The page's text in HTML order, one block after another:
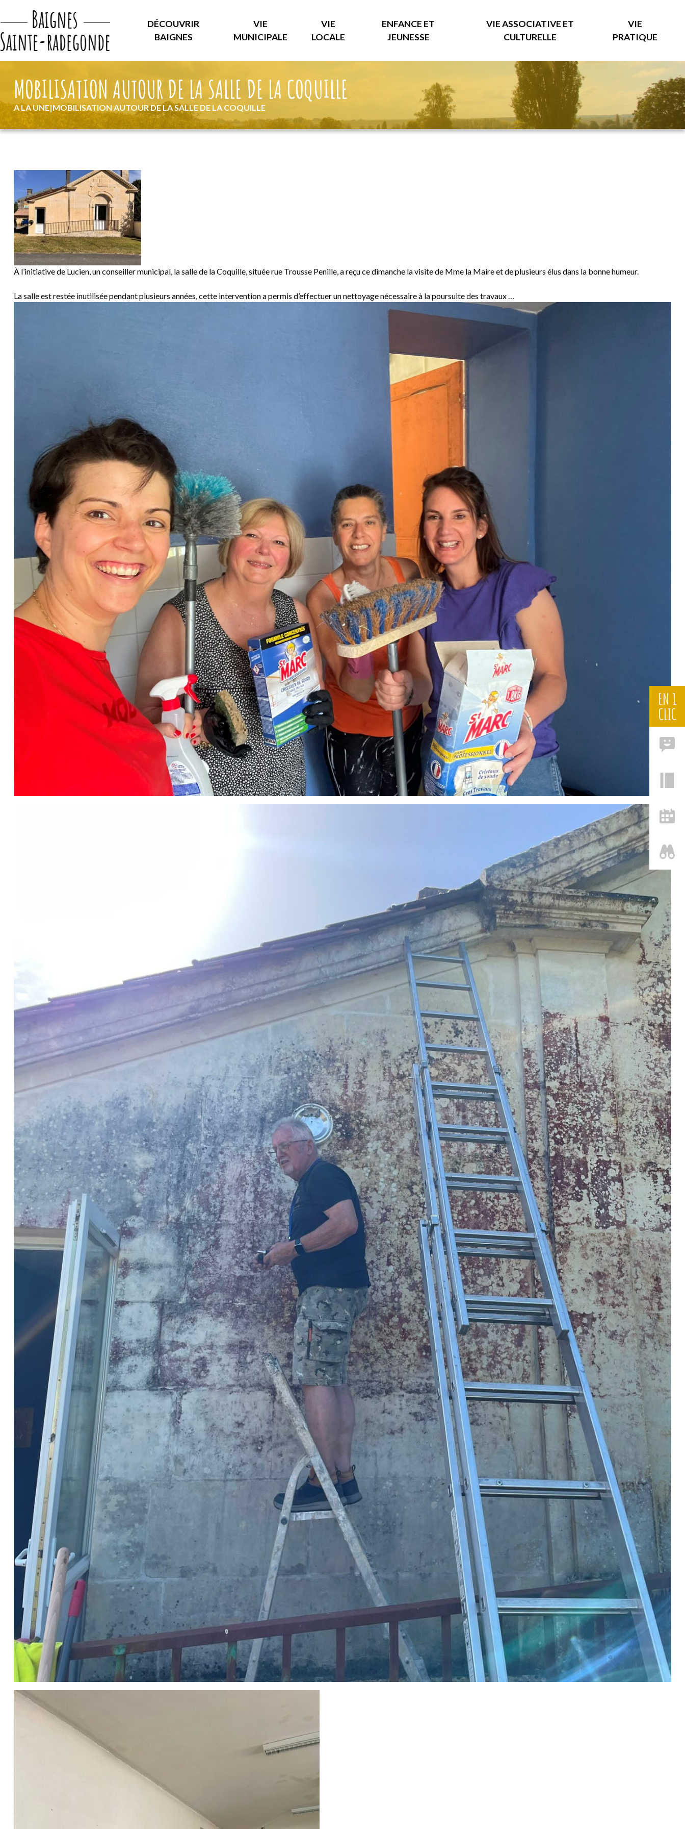
DÉCOUVRIR
BAIGNES
VIE
MUNICIPALE
VIE
LOCALE
ENFANCE ET
JEUNESSE
VIE ASSOCIATIVE ET
CULTURELLE
VIE
PRATIQUE
A LA UNE|MOBILISATION AUTOUR DE LA SALLE DE LA COQUILLE
MOBILISATION AUTOUR DE LA SALLE DE LA COQUILLE
À l’initiative de Lucien, un conseiller municipal, la salle de la Coquille, située rue Trousse Penille, a reçu ce dimanche la visite de Mme la Maire et de plusieurs élus dans la bonne humeur.
La salle est restée inutilisée pendant plusieurs années, cette intervention a permis d’effectuer un nettoyage nécessaire à la poursuite des travaux …
EN 1
CLIC